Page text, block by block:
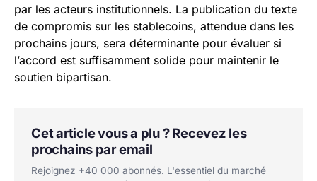
par les acteurs institutionnels. La publication du texte
de compromis sur les stablecoins, attendue dans les
prochains jours, sera déterminante pour évaluer si
l’accord est suffisamment solide pour maintenir le
soutien bipartisan.
Cet article vous a plu ? Recevez les
prochains par email
Rejoignez +40 000 abonnés. L'essentiel du marché